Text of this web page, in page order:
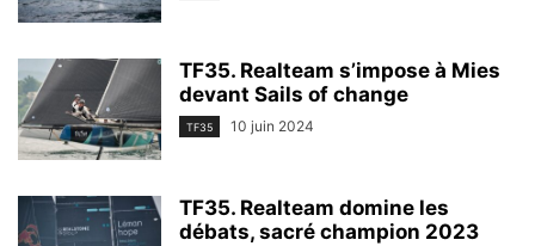
TF35. Realteam s’impose à Mies
devant Sails of change
TF35 10 juin 2024
TF35. Realteam domine les
débats, sacré champion 2023